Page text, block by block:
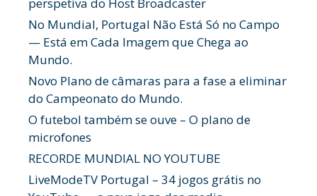
perspetiva do Host Broadcaster
No Mundial, Portugal Não Está Só no Campo
— Está em Cada Imagem que Chega ao
Mundo.
Novo Plano de câmaras para a fase a eliminar
do Campeonato do Mundo.
O futebol também se ouve – O plano de
microfones
RECORDE MUNDIAL NO YOUTUBE
LiveModeTV Portugal – 34 jogos grátis no